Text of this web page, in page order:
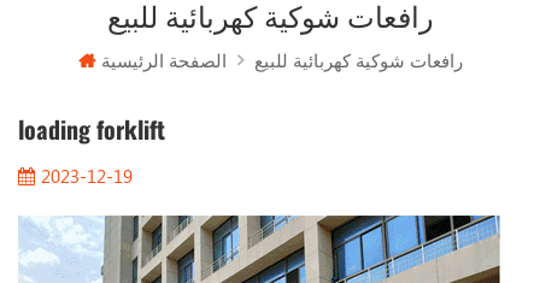
رافعات شوكية كهربائية للبيع
الصفحة الرئيسية رافعات شوكية كهربائية للبيع
loading forklift
2023-12-19